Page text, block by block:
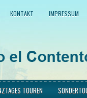
KONTAKT IMPRESSUM
TOUREN